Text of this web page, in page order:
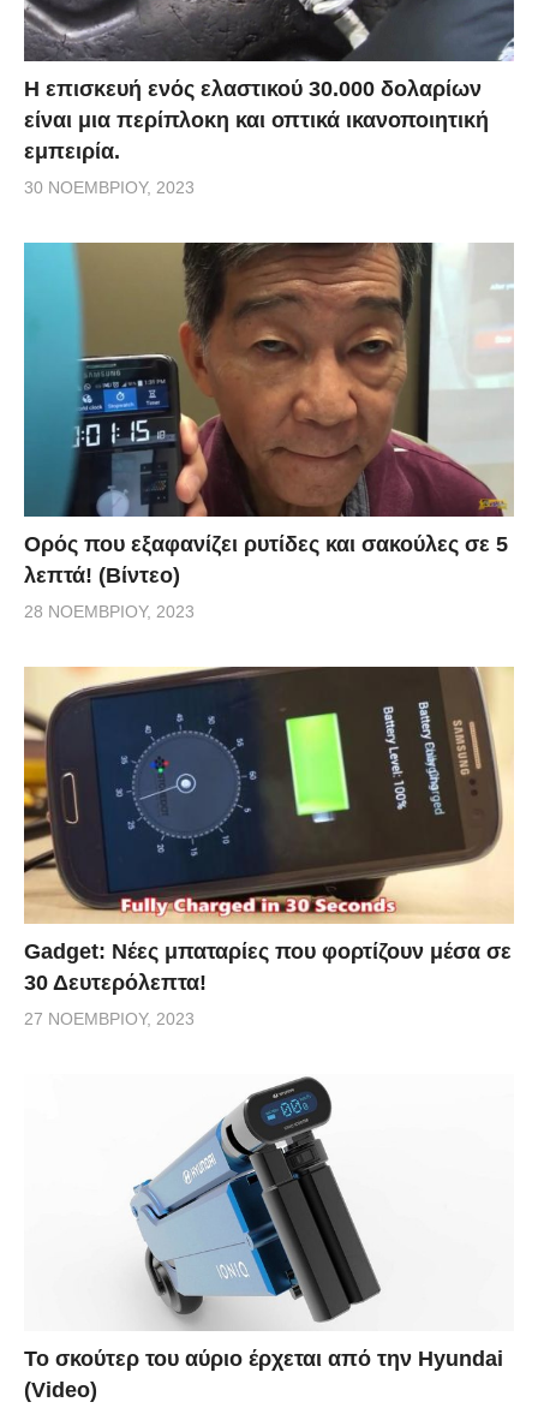
Η επισκευή ενός ελαστικού 30.000 δολαρίων
είναι μια περίπλοκη και οπτικά ικανοποιητική
εμπειρία.
30 ΝΟΕΜΒΡΊΟΥ, 2023
Ορός που εξαφανίζει ρυτίδες και σακούλες σε 5
λεπτά! (Βίντεο)
28 ΝΟΕΜΒΡΊΟΥ, 2023
Gadget: Νέες μπαταρίες που φορτίζουν μέσα σε
30 Δευτερόλεπτα!
27 ΝΟΕΜΒΡΊΟΥ, 2023
Το σκούτερ του αύριο έρχεται από την Hyundai
(Video)